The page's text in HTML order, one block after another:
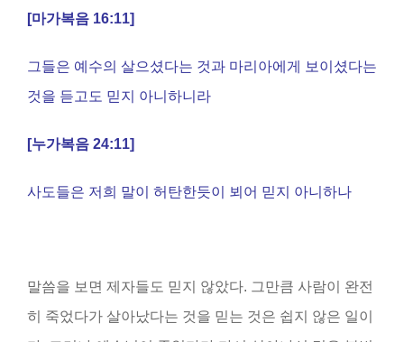
[마가복음 16:11]
그들은 예수의 살으셨다는 것과 마리아에게 보이셨다는
것을 듣고도 믿지 아니하니라
[누가복음 24:11]
사도들은 저희 말이 허탄한듯이 뵈어 믿지 아니하나
말씀을 보면 제자들도 믿지 않았다. 그만큼 사람이 완전
히 죽었다가 살아났다는 것을 믿는 것은 쉽지 않은 일이